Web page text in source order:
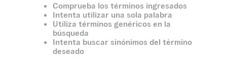
Comprueba los términos ingresados
Intenta utilizar una sola palabra
Utiliza términos genéricos en la
búsqueda
Intenta buscar sinónimos del término
deseado